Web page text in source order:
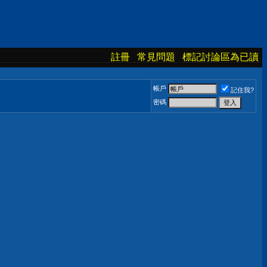
註冊 常見問題 標記討論區為已讀
帳戶
記住我?
密碼